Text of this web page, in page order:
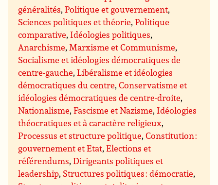
généralités,Politique et gouvernement,
Sciences politiques et théorie,Politique
comparative, Idéologies politiques,
Anarchisme,Marxisme et Communisme,
Socialisme et idéologies démocratiques de
centre-gauche,Libéralisme et idéologies
démocratiques du centre,Conservatisme et
idéologies démocratiques de centre-droite,
Nationalisme,Fascisme et Nazisme, Idéologies
théocratiques et à caractère religieux,
Processus et structure politique,Constitution :
gouvernement et Etat,Elections et
référendums,Dirigeants politiques et
leadership, Structures politiques : démocratie,